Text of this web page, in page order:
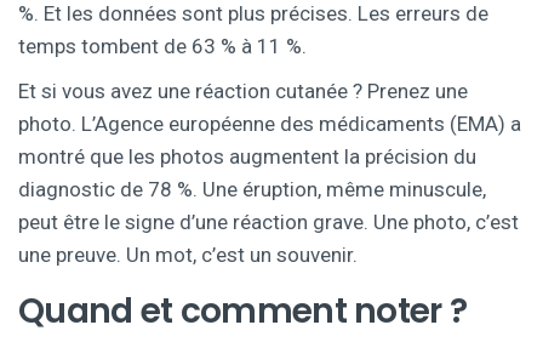
%. Et les données sont plus précises. Les erreurs de
temps tombent de 63 % à 11 %.
Et si vous avez une réaction cutanée ? Prenez une
photo. L’Agence européenne des médicaments (EMA) a
montré que les photos augmentent la précision du
diagnostic de 78 %. Une éruption, même minuscule,
peut être le signe d’une réaction grave. Une photo, c’est
une preuve. Un mot, c’est un souvenir.
Quand et comment noter ?